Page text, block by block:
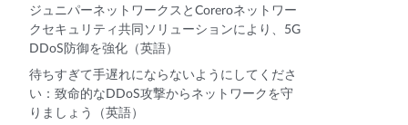
ジュニパーネットワークスとCoreroネットワー
クセキュリティ共同ソリューションにより、5G
DDoS防御を強化（英語）
待ちすぎて手遅れにならないようにしてくださ
い：致命的なDDoS攻撃からネットワークを守
りましょう（英語）